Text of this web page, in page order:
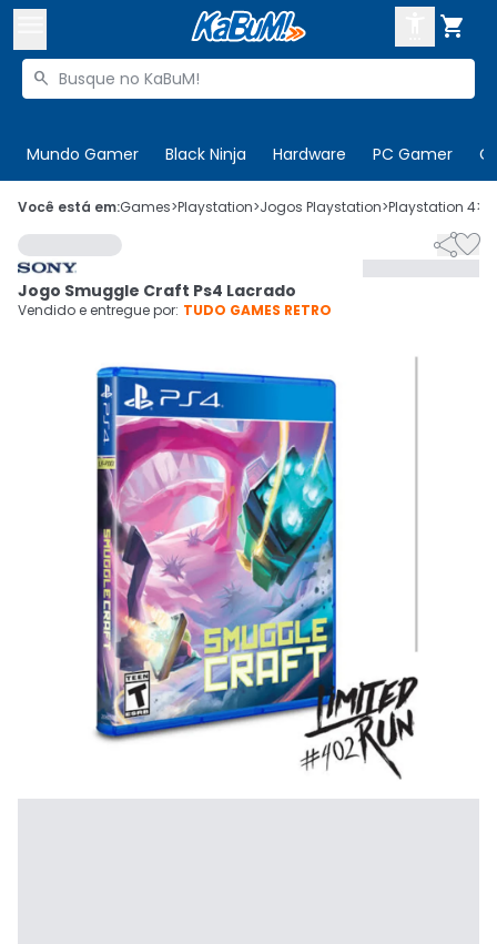

Buscar produtos

Mundo Gamer Black Ninja Hardware PC Gamer
 Olá. Acesse sua conta
 Departamentos
Cupons
Ativar tradutor em libras
CADASTRE-SE
Você está em:Games>Playstation>Jogos Playstation>Playstation 4>

Jogo Smuggle Craft Ps4 Lacrado
Vendido e entregue por: TUDO GAMES RETRO